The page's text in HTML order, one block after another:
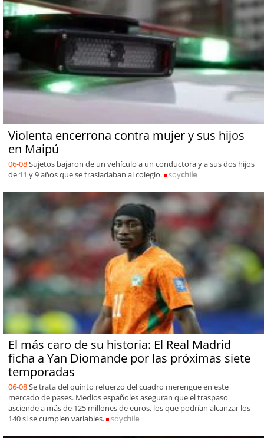
Violenta encerrona contra mujer y sus hijos
en Maipú
06-08Sujetos bajaron de un vehículo a un conductora y a sus dos hijos
de 11 y 9 años que se trasladaban al colegio.
soychile
El más caro de su historia: El Real Madrid
ficha a Yan Diomande por las próximas siete
temporadas
06-08Se trata del quinto refuerzo del cuadro merengue en este
mercado de pases. Medios españoles aseguran que el traspaso
asciende a más de 125 millones de euros, los que podrían alcanzar los
140 si se cumplen variables.
soychile